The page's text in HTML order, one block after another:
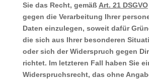
Sie das Recht, gemäß Art. 21 DSGVO
gegen die Verarbeitung Ihrer
Daten einzulegen, soweit dafür
die sich aus Ihrer besonderen
oder sich der Widerspruch gegen
richtet. Im letzteren Fall haben Sie
Widerspruchsrecht, das ohne